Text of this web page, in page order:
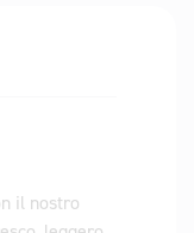
il nostro